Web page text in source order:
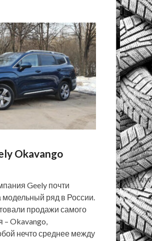
Okavango
Geely почти
ряд в России.
продажи самого
– Okavango,
нечто среднее между